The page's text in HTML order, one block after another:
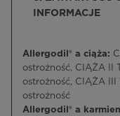
INFORMACJE
Allergodil® a ciąża:
ostrożność, CIĄŻA II
ostrożność, CIĄŻA III
ostrożność
Allergodil® a